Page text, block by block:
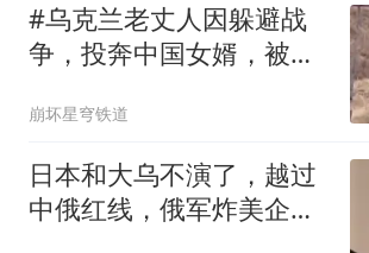
#乌克兰老丈人因躲避战
争，投奔中国女婿，被眼
崩坏星穹铁道
日本和大乌不演了，越过
中俄红线，俄军炸美企就